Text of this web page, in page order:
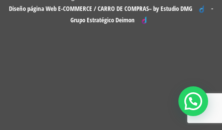
Diseño página Web E-COMMERCE / CARRO DE COMPRAS– by Estudio DMG -
Grupo Estratégico Deimon